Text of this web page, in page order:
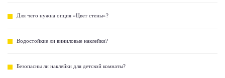
Для чего нужна опция «Цвет стены»?
Водостойкие ли виниловые наклейки?
Безопасны ли наклейки для детской комнаты?